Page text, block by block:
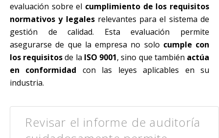
evaluación sobre el cumplimiento de los requisitos
normativos y legalesrelevantes para el sistema de
gestión de calidad. Esta evaluación permite
asegurarse de que la empresa no solo cumple con
los requisitosde la ISO 9001, sino que también actúa
en conformidad con las leyes aplicables en su
industria.
Revisar el informe de auditoría